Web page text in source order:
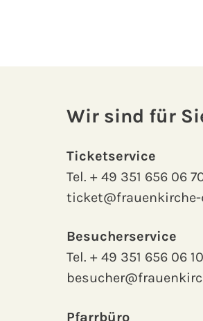
Wir sind für
Ticketservice
Tel.+ 49 351 656 06
ticket@frauenkirche-
Besucherservice
Tel.+ 49 351 656 06
Pfarrbüro